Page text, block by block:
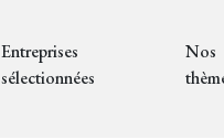
Entreprises
sélectionnées
Nos